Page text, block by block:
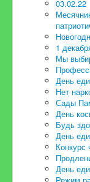
03.02.22
1
Мы
День
Нет
Сады
День
Будь
День
Конкурс
День